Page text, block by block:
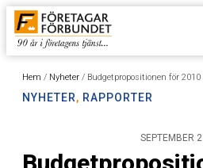
Hem / Nyheter / Budgetpropositionen för 2010
NYHETER, RAPPORTER
SEPTEMBER